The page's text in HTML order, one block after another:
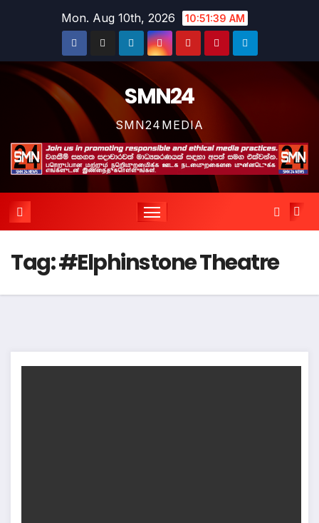
Mon. Aug 10th, 2026 10:51:39 AM
SMN24
SMN24MEDIA
Tag:#Elphinstone Theatre